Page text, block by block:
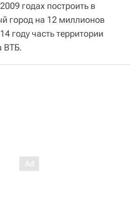
годах построить в
город на 12 миллионов
году часть территории
ВТБ.